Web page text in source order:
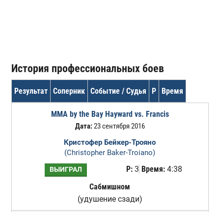
История профессиональных боев
Результат Соперник Событие / Судья Р Время
MMA by the Bay Hayward vs. Francis
Дата:23 сентября 2016
Кристофер Бейкер-Трояно
(Christopher Baker-Troiano)
ВЫИГРАЛ Р:3 Время:4:38
Сабмишном
(удушение сзади)